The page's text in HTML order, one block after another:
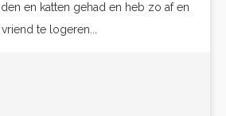
en katten gehad en heb zo af en
te logeren...